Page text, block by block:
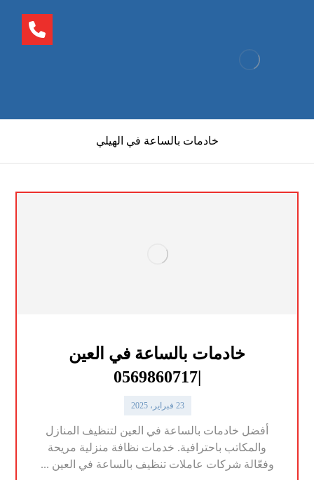
خادمات بالساعة في الهيلي
خادمات بالساعة في العين
|0569860717
23 فبراير، 2025
أفضل خادمات بالساعة في العين لتنظيف المنازل
والمكاتب باحترافية. خدمات نظافة منزلية مريحة
وفعّالة شركات عاملات تنظيف بالساعة في العين ...